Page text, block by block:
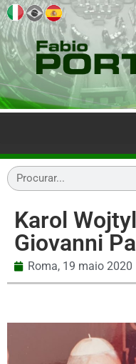
Karol
Giovanni
Roma, 19 maio 2020